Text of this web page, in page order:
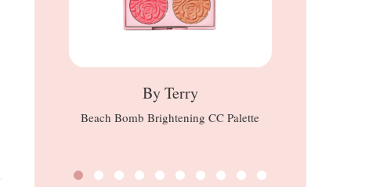
By Terry
Beach Bomb Brightening CC Palette